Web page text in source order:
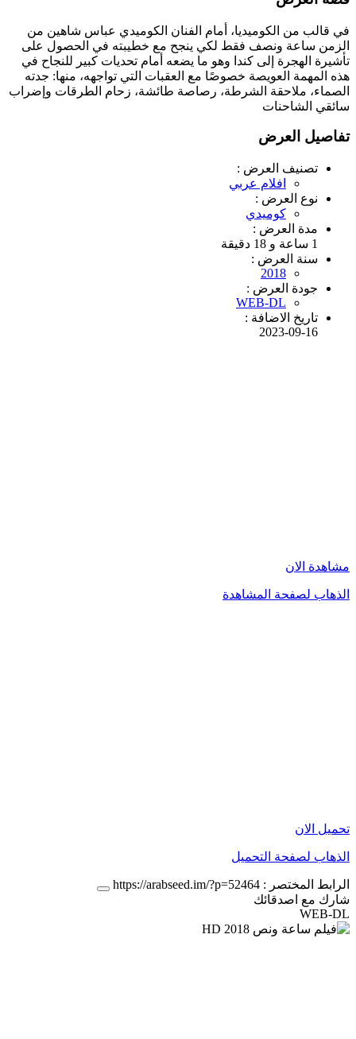
في قالب من الكوميديا، أمام الفنان الكوميدي عباس شاهين من
الزمن ساعة ونصف فقط لكي ينجح مع خطيبته في الحصول على
تأشيرة الهجرة إلى كندا وهو ما يضعه أمام تحديات كبير للنجاح في
هذه المهمة العويصة خصوصًا مع العقبات التي تواجهه، منها: جدته
الصماء، ملاحقة الشرطة، رصاصة طائشة، زحام الطرقات وإضراب
سائقي الشاحنات
تفاصيل العرض
تصنيف العرض :
افلام عربي
نوع العرض :
كوميدي
مدة العرض :
1 ساعة و 18 دقيقة
سنة العرض :
2018
جودة العرض :
WEB-DL
تاريخ الاضافة :
2023-09-16
مشاهدة الان
الذهاب لصفحة المشاهدة
تحميل الان
الذهاب لصفحة التحميل
الرابط المختصر : https://arabseed.im/?p=52464
شارك مع اصدقائك
WEB-DL